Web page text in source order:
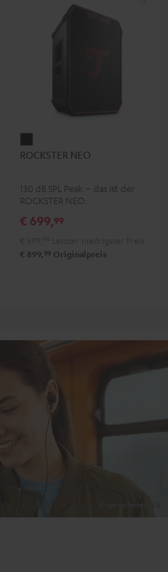
NEO
ROCKSTER NEO
130 dB SPL Peak – das ist der
ROCKSTER NEO.
€ 699,99
€ 899, 99 Originalpreis